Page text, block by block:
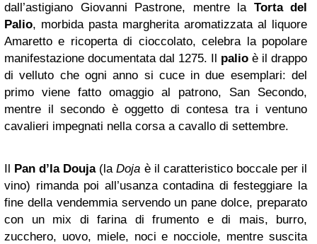
dall’astigiano Giovanni Pastrone, mentre la Torta del
Palio, morbida pasta margherita aromatizzata al liquore
Amaretto e ricoperta di cioccolato, celebra la popolare
manifestazione documentata dal 1275. Il palio è il drappo
di velluto che ogni anno si cuce in due esemplari: del
primo viene fatto omaggio al patrono, San Secondo,
mentre il secondo è oggetto di contesa tra i ventuno
cavalieri impegnati nella corsa a cavallo di settembre.
Il Pan d’la Douja(laDoja è il caratteristico boccale per il
vino) rimanda poi all’usanza contadina di festeggiare la
fine della vendemmia servendo un pane dolce, preparato
con un mix di farina di frumento e di mais, burro,
zucchero, uovo, miele, noci e nocciole, mentre suscita